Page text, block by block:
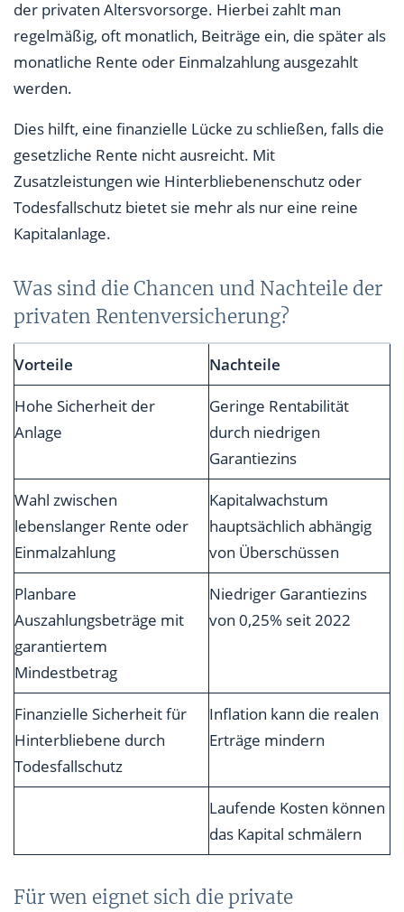
der privaten Altersvorsorge. Hierbei zahlt man
regelmäßig, oft monatlich, Beiträge ein, die später als
monatliche Rente oder Einmalzahlung ausgezahlt
werden.
Dies hilft, eine finanzielle Lücke zu schließen, falls die
gesetzliche Rente nicht ausreicht. Mit
Zusatzleistungen wie Hinterbliebenenschutz oder
Todesfallschutz bietet sie mehr als nur eine reine
Kapitalanlage.
Was sind die Chancen und Nachteile der
privaten Rentenversicherung?
Vorteile
Nachteile
Hohe Sicherheit der
Anlage
Geringe Rentabilität
durch niedrigen
Garantiezins
Wahl zwischen
lebenslanger Rente oder
Einmalzahlung
Kapitalwachstum
hauptsächlich abhängig
von Überschüssen
Planbare
Auszahlungsbeträge mit
garantiertem
Mindestbetrag
Niedriger Garantiezins
von 0,25% seit 2022
Finanzielle Sicherheit für
Hinterbliebene durch
Todesfallschutz
Inflation kann die realen
Erträge mindern
Laufende Kosten können
das Kapital schmälern
Für wen eignet sich die private